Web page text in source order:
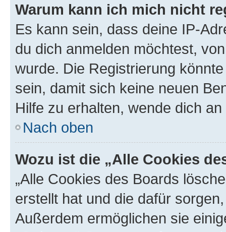
Warum kann ich mich nicht
Es kann sein, dass deine IP-
du dich anmelden möchtest,
wurde. Die Registrierung
sein, damit sich keine neuen
Hilfe zu erhalten, wende dich
Nach oben
Wozu ist die „Alle Cookies
„Alle Cookies des Boards
erstellt hat und die dafür
Außerdem ermöglichen sie